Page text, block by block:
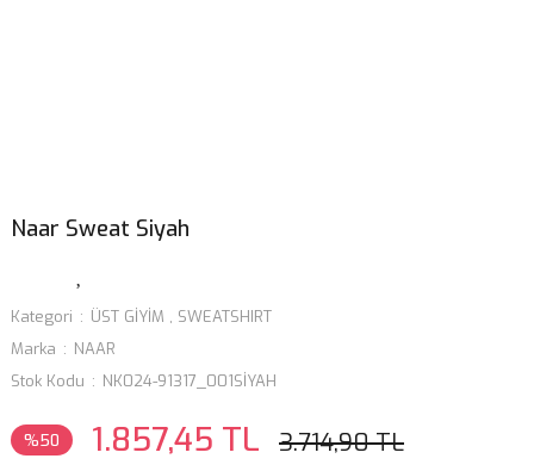
Naar Sweat Siyah
Kategori ÜST GİYİM , SWEATSHIRT
Marka
NAAR
Stok Kodu
NK024-91317_001SİYAH
%50 1.857,45 TL 3.714,90 TL